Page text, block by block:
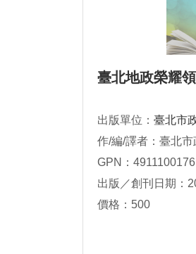
臺北地政榮耀
出版單位： 臺北市
作/編/譯者：臺北
GPN：4911100176
出版／創刊日期：
價格：500